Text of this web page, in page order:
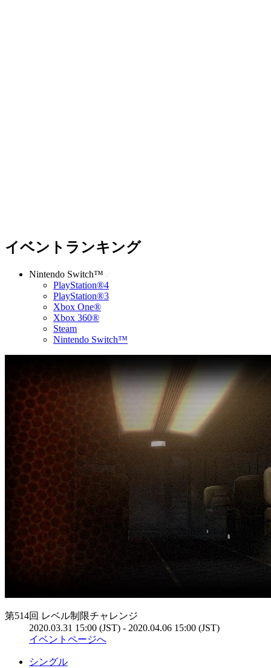
イベントランキング
Nintendo Switch™
PlayStation®4
PlayStation®3
Xbox One®
Xbox 360®
Steam
Nintendo Switch™
第514回 レベル制限チャレンジ
2020.03.31 15:00 (JST) - 2020.04.06 15:00 (JST)
イベントページへ
シングル